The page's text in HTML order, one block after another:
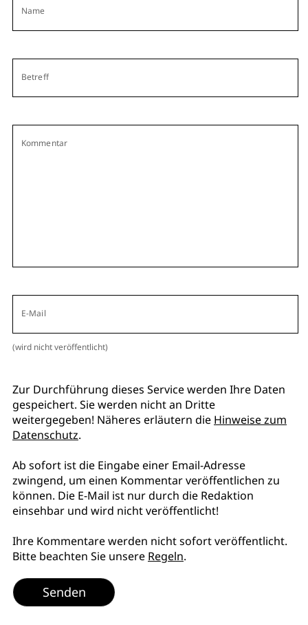
Name
Betreff
Kommentar
E-Mail
(wird nicht veröffentlicht)
Zur Durchführung dieses Service werden Ihre Daten
gespeichert. Sie werden nicht an Dritte
weitergegeben! Näheres erläutern die Hinweise zum
Datenschutz.
Ab sofort ist die Eingabe einer Email-Adresse
zwingend, um einen Kommentar veröffentlichen zu
können. Die E-Mail ist nur durch die Redaktion
einsehbar und wird nicht veröffentlicht!
Ihre Kommentare werden nicht sofort veröffentlicht.
Bitte beachten Sie unsere Regeln.
Senden